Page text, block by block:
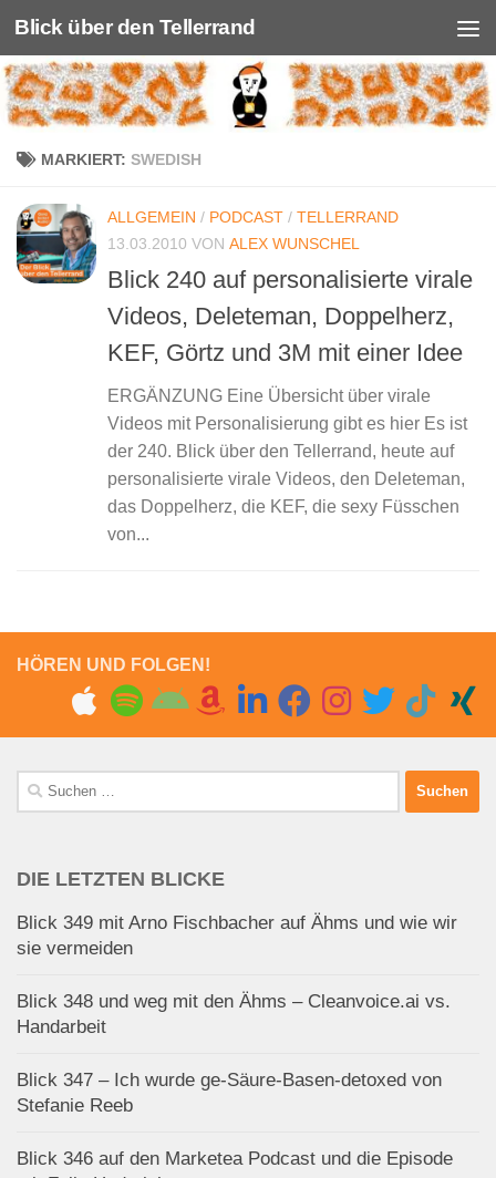
Unter dem Inhalt
Blick über den Tellerrand
MARKIERT: SWEDISH
ALLGEMEIN / PODCAST / TELLERRAND
13.03.2010 VON ALEX WUNSCHEL
Blick 240 auf personalisierte virale
Videos, Deleteman, Doppelherz,
KEF, Görtz und 3M mit einer Idee
ERGÄNZUNG Eine Übersicht über virale
Videos mit Personalisierung gibt es hier Es ist
der 240. Blick über den Tellerrand, heute auf
personalisierte virale Videos, den Deleteman,
das Doppelherz, die KEF, die sexy Füsschen
von...
HÖREN UND FOLGEN!
Suchen
nach:
DIE LETZTEN BLICKE
Blick 349 mit Arno Fischbacher auf Ähms und wie wir
sie vermeiden
Blick 348 und weg mit den Ähms – Cleanvoice.ai vs.
Handarbeit
Blick 347 – Ich wurde ge-Säure-Basen-detoxed von
Stefanie Reeb
Blick 346 auf den Marketea Podcast und die Episode